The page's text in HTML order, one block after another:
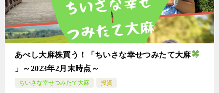
あべし大麻株買う！「ちいさな幸せつみたて大麻
」～2023年2月末時点～
ちいさな幸せつみたて大麻 投資